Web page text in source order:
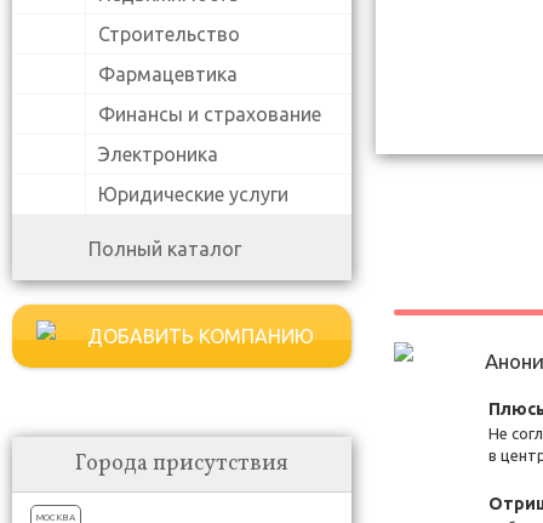
Строительство
Фармацевтика
Финансы и страхование
Электроника
Юридические услуги
Полный каталог
ДОБАВИТЬ КОМПАНИЮ
Города присутствия
МОСКВА
Не
в